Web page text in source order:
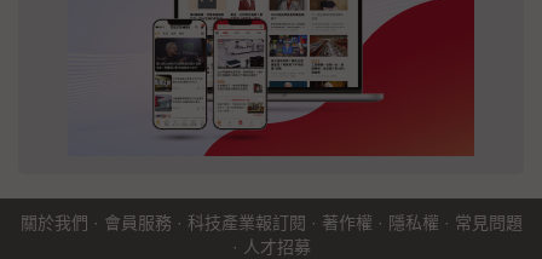
關於我們 · 會員服務 · 科技產業報訂閱 · 著作權 · 隱私權 · 常見問題
· 人才招募